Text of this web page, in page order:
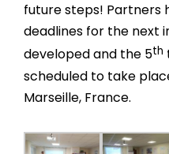
future steps! Partners
deadlines for the next
developed and the 5th
scheduled to take
Marseille, France.